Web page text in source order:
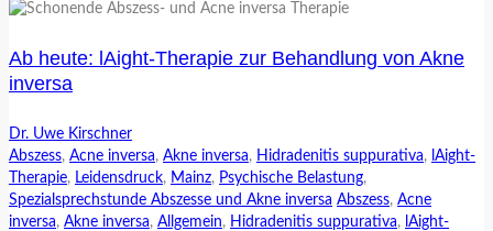
Ab heute: lAight-Therapie zur Behandlung von Akne
inversa
Dr. Uwe Kirschner
Abszess, Acne inversa, Akne inversa, Hidradenitis suppurativa, lAight-
Therapie, Leidensdruck, Mainz, Psychische Belastung,
Spezialsprechstunde Abszesse und Akne inversa Abszess, Acne
inversa, Akne inversa, Allgemein, Hidradenitis suppurativa, lAight-